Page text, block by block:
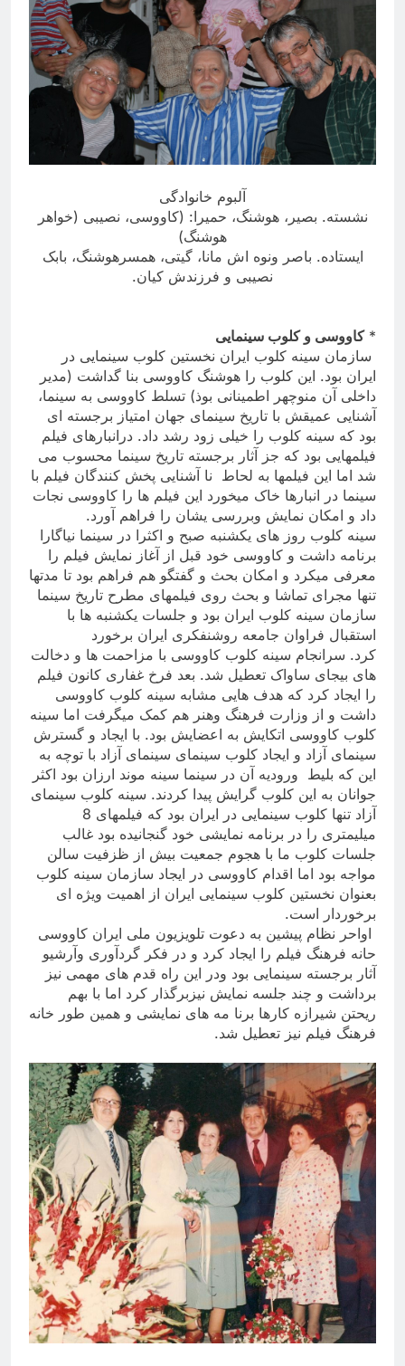
آلبوم خانوادگی
نشسته. بصیر، هوشنگ، حمیرا: (کاووسی، نصیبی (خواهر
هوشنگ)
ایستاده. باصر ونوه اش مانا، گیتی، همسرهوشنگ، بابک
نصیبی و فرزندش کیان.
*کاووسی و کلوب سینمایی
سازمان سینه کلوب ایران نخستین کلوب سینمایی در
ایران بود. این کلوب را هوشنگ کاووسی بنا گداشت (مدیر
داخلی آن منوچهر اطمینانی بوذ) تسلط کاووسی به سینما،
آشنایی عمیقش با تاریخ سینمای جهان امتیاز برجسته ای
بود که سینه کلوب را خیلی زود رشد داد. درانبارهای فیلم
فیلمهایی بود که جز آثار برجسته تاریخ سینما محسوب می
شد اما این فیلمها به لحاط نا آشنایی پخش کنندگان فیلم با
سینما در انبارها خاک میخورد این فیلم ها را کاووسی نجات
داد و امکان نمایش وبررسی یشان را فراهم آورد.
سینه کلوب روز های یکشنبه صبح و اکثرا در سینما نیاگارا
برنامه داشت و کاووسی خود قبل از آغاز نمایش فیلم را
معرفی میکرد و امکان بحث و گفتگو هم فراهم بود تا مدتها
تنها مجرای تماشا و بحث روی فیلمهای مطرح تاریخ سینما
سازمان سینه کلوب ایران بود و جلسات یکشنبه ها با
استقبال فراوان جامعه روشنفکری ایران برخورد
کرد. سرانجام سینه کلوب کاووسی با مزاحمت ها و دخالت
های بیجای ساواک تعطیل شد. بعد فرخ غفاری کانون فیلم
را ایجاد کرد که هدف هایی مشابه سینه کلوب کاووسی
داشت و از وزارت فرهنگ وهنر هم کمک میگرفت اما سینه
کلوب کاووسی اتکایش به اعضایش بود. با ایجاد و گسترش
سینمای آزاد و ایجاد کلوب سینمای سینمای آزاد با توچه به
این که بلیط ورودیه آن در سینما سینه موند ارزان بود اکثر
جوانان به این کلوب گرایش پیدا کردند. سینه کلوب سینمای
آزاد تنها کلوب سینمایی در ایران بود که فیلمهای 8
میلیمتری را در برنامه نمایشی خود گنجانیده بود غالب
جلسات کلوب ما با هجوم جمعیت بیش از ظزفیت سالن
مواجه بود اما اقدام کاووسی در ایجاد سازمان سینه کلوب
بعنوان نخستین کلوب سینمایی ایران از اهمیت ویژه ای
برخوردار است.
اواحر نظام پیشین به دعوت تلویزیون ملی ایران کاووسی
حانه فرهنگ فیلم را ایجاد کرد و در فکر گردآوری وآرشیو
آثار برجسته سینمایی بود ودر این راه قدم های مهمی نیز
برداشت و چند جلسه نمایش نیزبرگذار کرد اما با بهم
ریحتن شیرازه کارها برنا مه های نمایشی و همین طور خانه
فرهنگ فیلم نیز تعطیل شد.